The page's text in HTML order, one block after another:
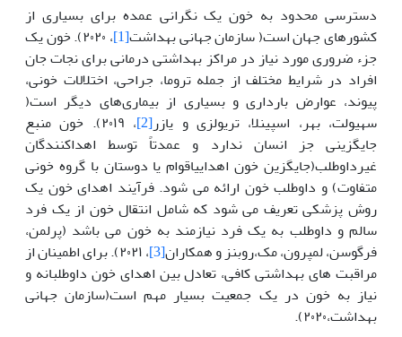
دسترسی محدود به خون یک نگرانی عمده برای بسیاری از
کشورهای جهان است( سازمان جهانی بهداشت[1]
، ۲۰۲۰). خون یک
جزء ضروری مورد نیاز در مراکز بهداشتی درمانی برای نجات جان
افراد در شرایط مختلف از جمله تروما، جراحی، اختلالات خونی،
پیوند، عوارض بارداری و بسیاری از بیماری‌های دیگر است(
سهیولت، بهر، اسپینلا، تریولزی و یازر[2]
، ۲۰۱۹). خون منبع
جایگزینی جز انسان ندارد و عمدتاً توسط اهداکنندگان
غیرداوطلب(جایگزین خون اهداییاقوام یا دوستان با گروه خونی
متفاوت) و داوطلب خون ارائه می شود. فرآیند اهدای خون یک
روش پزشکی تعریف می شود که شامل انتقال خون از یک فرد
سالم و داوطلب به یک فرد نیازمند به خون می باشد (پرلمن،
فرگوسن، لمپرون، مک،روبنز و همکاران[3]
، ۲۰۲۱). برای اطمینان از
مراقبت های بهداشتی کافی، تعادل بین اهدای خون داوطلبانه و
نیاز به خون در یک جمعیت بسیار مهم است(سازمان جهانی
بهداشت،۲۰۲۰).